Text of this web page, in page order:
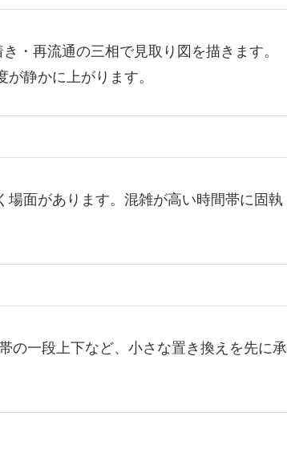
・再流通の三相で見取り図を描きます。
静かに上がります。
面があります。混雑が高い時間帯に固執
の一段上下など、小さな置き換えを先に承